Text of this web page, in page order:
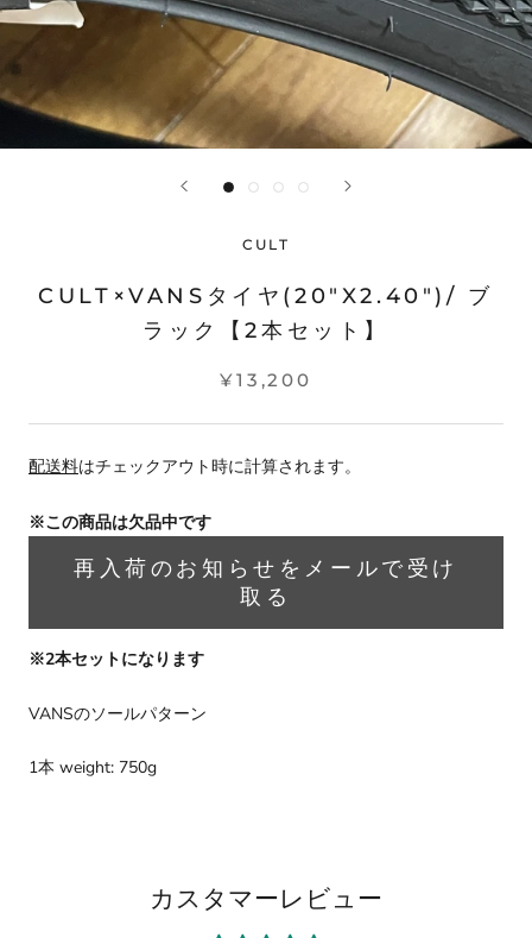
CULT
CULT×VANSタイヤ(20"X2.40")/ ブ
ラック【2本セット】
¥13,200
配送料はチェックアウト時に計算されます。
※この商品は欠品中です
再入荷のお知らせをメールで受け
取る
※2本セットになります
VANSのソールパターン
1本 weight: 750g
カスタマーレビュー